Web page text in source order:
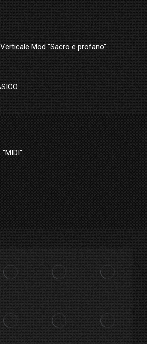
Mod "Sacro e profano"
"MIDI"